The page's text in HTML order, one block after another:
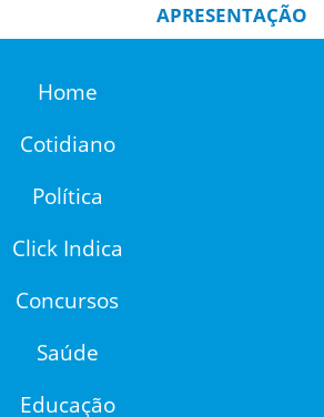
APRESENTAÇÃO
Home
Cotidiano
Política
Click Indica
Concursos
Saúde
Educação